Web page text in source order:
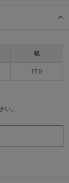
幅
17.0
い。